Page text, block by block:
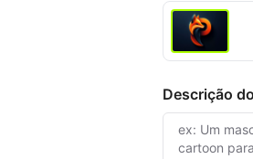
Descrição